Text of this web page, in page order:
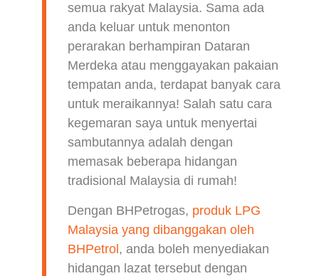
semua rakyat Malaysia. Sama ada
anda keluar untuk menonton
perarakan berhampiran Dataran
Merdeka atau menggayakan pakaian
tempatan anda, terdapat banyak cara
untuk meraikannya! Salah satu cara
kegemaran saya untuk menyertai
sambutannya adalah dengan
memasak beberapa hidangan
tradisional Malaysia di rumah!
Dengan BHPetrogas, produk LPG
Malaysia yang dibanggakan oleh
BHPetrol , anda boleh menyediakan
hidangan lazat tersebut dengan